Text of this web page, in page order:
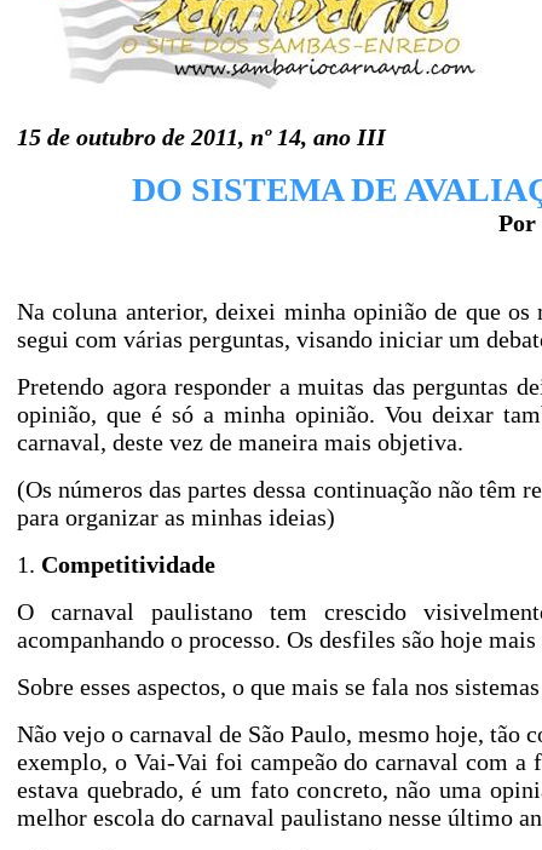
15 de outubro de 2011, nº 14, ano III
DO SISTEMA DE
Por
Na coluna anterior, deixei minha opinião de que
segui com várias perguntas, visando iniciar um
Pretendo agora responder a muitas das perguntas
opinião, que é só a minha opinião. Vou deixar
carnaval, deste vez de maneira mais objetiva.
(Os números das partes dessa continuação não têm
para organizar as minhas ideias)
1. Competitividade
O carnaval paulistano tem crescido
acompanhando o processo. Os desfiles são hoje
Sobre esses aspectos, o que mais se fala nos
Não vejo o carnaval de São Paulo, mesmo hoje,
exemplo, o Vai-Vai foi campeão do carnaval com a
estava quebrado, é um fato concreto, não uma
melhor escola do carnaval paulistano nesse último